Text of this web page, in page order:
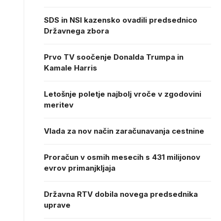
SDS in NSI kazensko ovadili predsednico
Državnega zbora
Prvo TV soočenje Donalda Trumpa in
Kamale Harris
Letošnje poletje najbolj vroče v zgodovini
meritev
Vlada za nov način zaračunavanja cestnine
Proračun v osmih mesecih s 431 milijonov
evrov primanjkljaja
Državna RTV dobila novega predsednika
uprave